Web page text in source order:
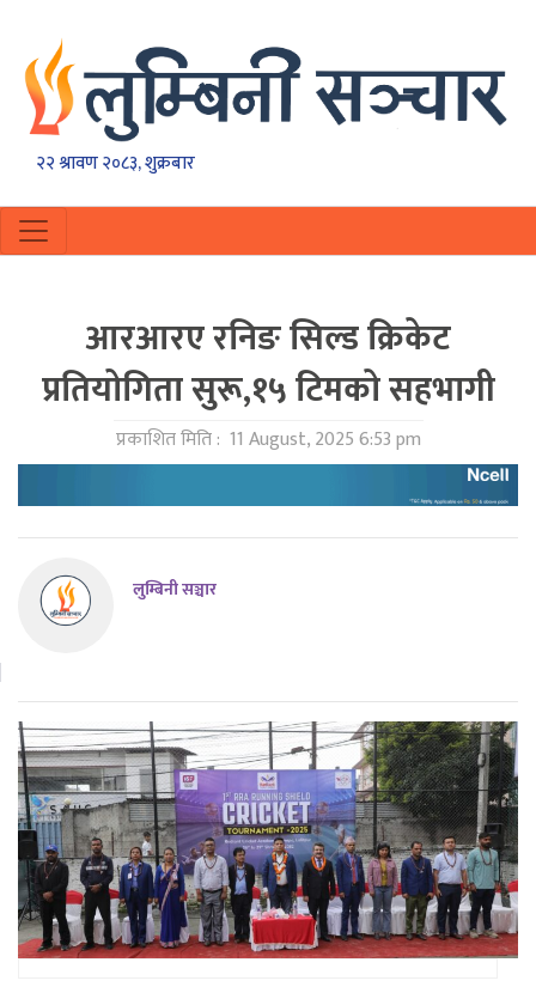
२२ श्रावण २०८३, शुक्रबार
आरआरए रनिङ सिल्ड क्रिकेट
प्रतियोगिता सुरू,१५ टिमकाे सहभागी
प्रकाशित मिति : 11 August, 2025 6:53 pm
लुम्बिनी सञ्चार